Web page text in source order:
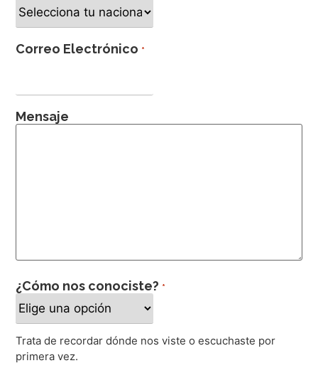
Correo Electrónico *
Mensaje
¿Cómo nos conociste? *
Trata de recordar dónde nos viste o escuchaste por
primera vez.